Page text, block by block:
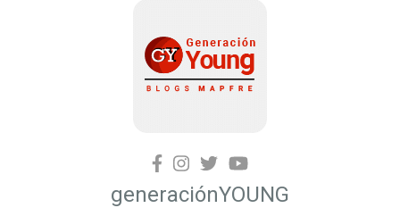
generaciónYOUNG